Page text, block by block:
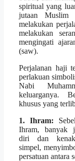
spiritual yang
jutaan Muslim
melakukan
melakukan
mengingati
(saw).
Perjalanan haji
perlakuan
Nabi
keluarganya.
khusus yang
1. Ihram:
Ihram, banyak
diri dan
simpel,
persatuan antara